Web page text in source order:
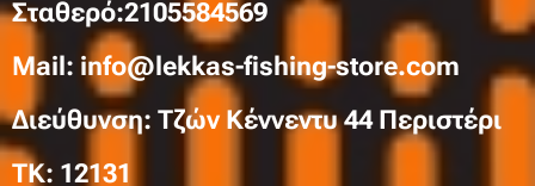
Σταθερό:2105584569
Mail: info@lekkas-fishing-store.com
Διεύθυνση: Τζών Κέννεντυ 44 Περιστέρι
TK: 12131